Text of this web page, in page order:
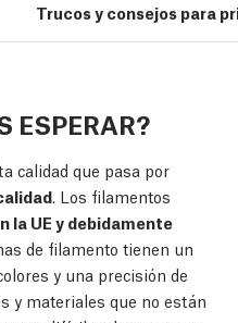
Trucos y consejos para
ESPERAR?
calidad que pasa por
. Los filamentos
la UE y debidamente
de filamento tienen un
y una precisión de
y materiales que no están